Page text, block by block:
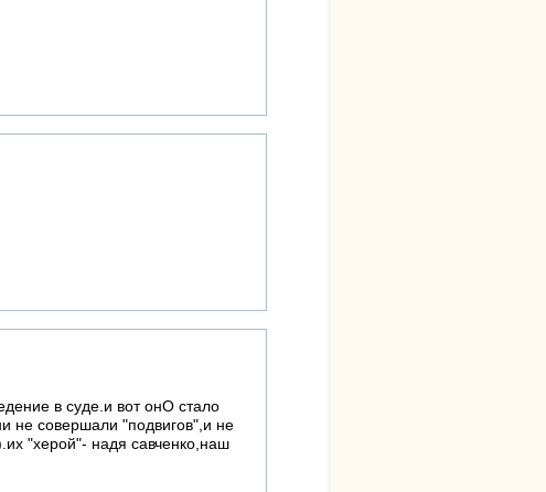
в суде.и вот онО стало
не совершали "подвигов",и не
"херой"- надя савченко,наш